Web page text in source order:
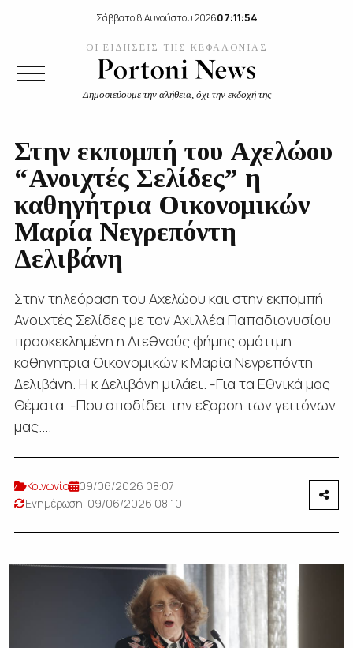
Σάββατο 8 Αυγούστου 202607:11:55
ΟΙ ΕΙΔΗΣΕΙΣ ΤΗΣ ΚΕΦΑΛΟΝΙΑΣ
Δημοσιεύουμε την αλήθεια, όχι την εκδοχή της
Στην εκπομπή του Αχελώου
“Ανοιχτές Σελίδες” η
καθηγήτρια Οικονομικών
Μαρία Νεγρεπόντη
Δελιβάνη
Στην τηλεόραση του Αχελώου και στην εκπομπή
Ανοιχτές Σελίδες με τον Αχιλλέα Παπαδιονυσίου
προσκεκλημένη η Διεθνούς φήμης ομότιμη
καθηγητρια Οικονομικών κ Μαρία Νεγρεπόντη
Δελιβάνη. Η κ Δελιβάνη μιλάει. -Για τα Εθνικά μας
Θέματα. -Που αποδίδει την εξαρση των γειτόνων
μας....
Κοινωνία
09/06/2026 08:07
Ενημέρωση: 09/06/2026 08:10